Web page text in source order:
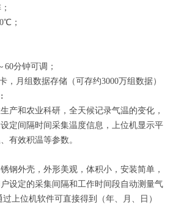
；
60分钟可调；
，月组数据存储（可存约3000万组数据）
产和农业科研，全天候记录气温的变化，
定间隔时间采集温度信息，上位机显示平
有效积温等参数。
钢外壳，外形美观，体积小，安装简单，
设定的采集间隔和工作时间段自动测量气
上位机软件可直接得到（年、月、日）